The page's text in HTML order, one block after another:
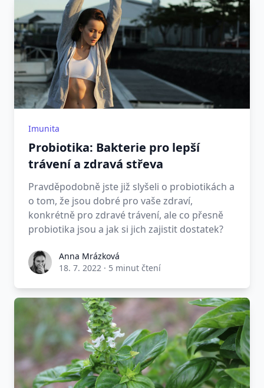
Imunita
Probiotika: Bakterie pro lepší
trávení a zdravá střeva
Pravděpodobně jste již slyšeli o probiotikách a
o tom, že jsou dobré pro vaše zdraví,
konkrétně pro zdravé trávení, ale co přesně
probiotika jsou a jak si jich zajistit dostatek?
Anna Mrázková
18. 7. 2022 · 5 minut čtení